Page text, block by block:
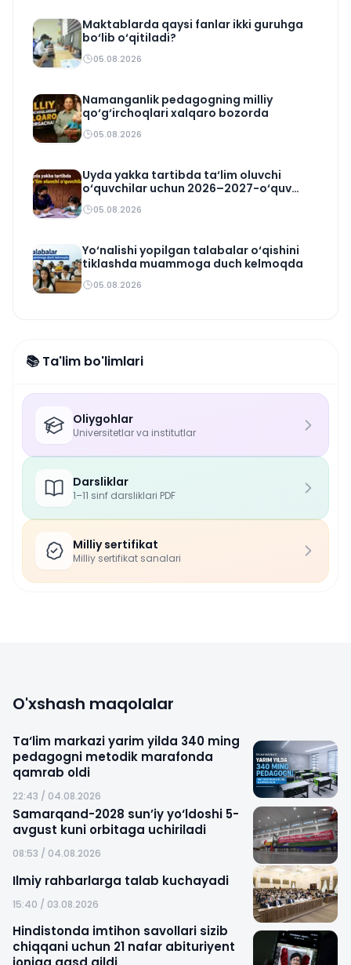
Maktablarda qaysi fanlar ikki guruhga
bo‘lib o‘qitiladi?
05.08.2026
Namanganlik pedagogning milliy
qo‘g‘irchoqlari xalqaro bozorda
05.08.2026
Uyda yakka tartibda ta‘lim oluvchi
o‘quvchilar uchun 2026–2027-o‘quv
rejasi tasdiqlandi
05.08.2026
Yo‘nalishi yopilgan talabalar o‘qishini
tiklashda muammoga duch kelmoqda
05.08.2026
📚 Ta'lim bo'limlari
Oliygohlar
Universitetlar va institutlar
Darsliklar
1–11 sinf darsliklari PDF
Milliy sertifikat
Milliy sertifikat sanalari
O'xshash maqolalar
Ta‘lim markazi yarim yilda 340 ming
pedagogni metodik marafonda
qamrab oldi
22:43 / 04.08.2026
Samarqand-2028 sun’iy yo‘ldoshi 5-
avgust kuni orbitaga uchiriladi
08:53 / 04.08.2026
Ilmiy rahbarlarga talab kuchayadi
15:40 / 03.08.2026
Hindistonda imtihon savollari sizib
chiqqani uchun 21 nafar abituriyent